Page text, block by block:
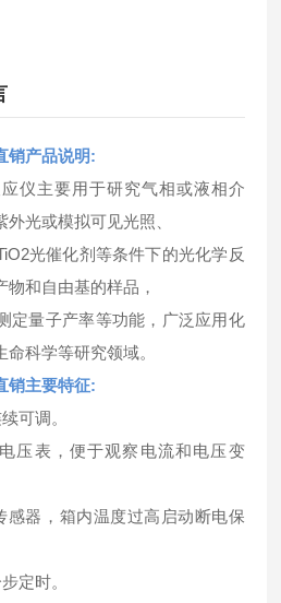
销产品说明:
仪主要用于研究气相或液相介
光或模拟可见光照、
光催化剂等条件下的光化学反
和自由基的样品，
定量子产率等功能，广泛应用化
科学等研究领域。
销主要特征:
可调。
压表，便于观察电流和电压变
感器，箱内温度过高启动断电保
定时。